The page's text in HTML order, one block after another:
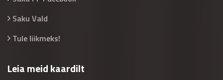
Saku Vald
Tule liikmeks!
Leia meid kaardilt